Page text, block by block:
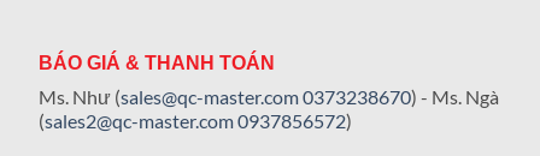
BÁO GIÁ & THANH TOÁN
Ms. Như (sales@qc-master.com0373238670) - Ms. Ngà
(sales2@qc-master.com0937856572)